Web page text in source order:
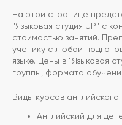
На этой странице
"Языковая студия UP" с
стоимостью занятий.
ученику с любой
языке. Цены в "Языковая
группы, формата
Виды курсов английского
Английский для